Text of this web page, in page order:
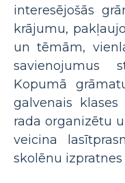
interesējošās
krājumu,
un tēmām,
savienojumus
Kopumā
galvenais
rada organizētu
veicina
skolēnu izpratnes